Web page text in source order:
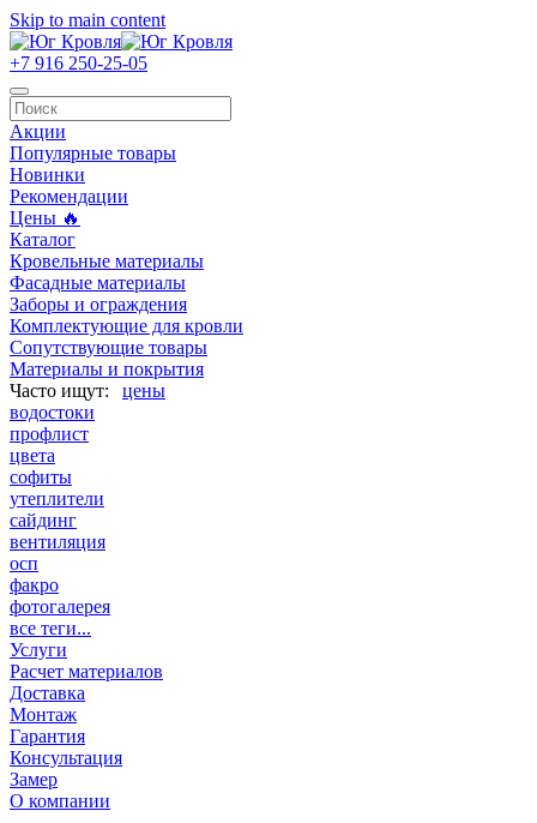
Skip to main content
+7 916 250-25-05
Акции
Популярные товары
Новинки
Рекомендации
Цены 🔥
Каталог
Кровельные материалы
Фасадные материалы
Заборы и ограждения
Комплектующие для кровли
Сопутствующие товары
Материалы и покрытия
цены
водостоки
профлист
цвета
софиты
утеплители
сайдинг
вентиляция
осп
факро
фотогалерея
все теги...
Услуги
Расчет материалов
Доставка
Монтаж
Гарантия
Консультация
Замер
О компании